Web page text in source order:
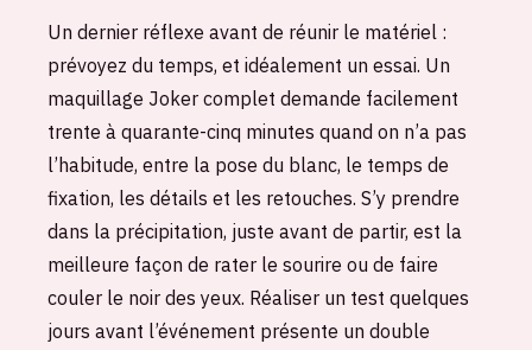
Un dernier réflexe avant de réunir le matériel :
prévoyez du temps, et idéalement un essai. Un
maquillage Joker complet demande facilement
trente à quarante-cinq minutes quand on n’a pas
l’habitude, entre la pose du blanc, le temps de
fixation, les détails et les retouches. S’y prendre
dans la précipitation, juste avant de partir, est la
meilleure façon de rater le sourire ou de faire
couler le noir des yeux. Réaliser un test quelques
jours avant l’événement présente un double